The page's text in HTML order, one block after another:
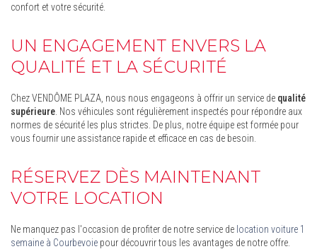
confort et votre sécurité.
UN ENGAGEMENT ENVERS LA
QUALITÉ ET LA SÉCURITÉ
Chez VENDÔME PLAZA, nous nous engageons à offrir un service de qualité
supérieure . Nos véhicules sont régulièrement inspectés pour répondre aux
normes de sécurité les plus strictes. De plus, notre équipe est formée pour
vous fournir une assistance rapide et efficace en cas de besoin.
RÉSERVEZ DÈS MAINTENANT
VOTRE LOCATION
Ne manquez pas l'occasion de profiter de notre service de location voiture 1
semaine à Courbevoie pour découvrir tous les avantages de notre offre.